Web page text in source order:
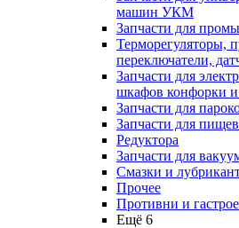
машин УКМ
Запчасти для
Терморегуляторы,
переключатели,
Запчасти для
шкафов конфорки
Запчасти для
Запчасти для
Редуктора
Запчасти для
Смазки и
Прочее
Противни и
Ещё 6